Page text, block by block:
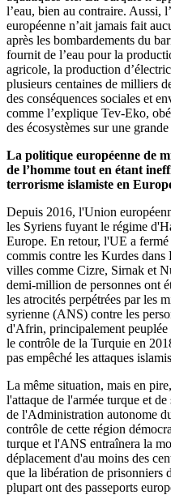
l’eau, bien au contraire. Aussi,
européenne n’ait jamais fait
après les bombardements du
fournit de l’eau pour la
agricole, la production
plusieurs centaines de milliers
des conséquences sociales et
comme l’explique Tev-Eko,
des écosystèmes sur une
La politique européenne de
de l’homme tout en étant
terrorisme islamiste en
Depuis 2016, l'Union
les Syriens fuyant le régime
Europe. En retour, l'UE a
commis contre les Kurdes
villes comme Cizre, Sirnak et
demi-million de personnes ont
les atrocités perpétrées par les
syrienne (ANS) contre les
d'Afrin, principalement peuplée
le contrôle de la Turquie en
pas empêché les attaques
La même situation, mais en
l'attaque de l'armée turque et
de l'Administration autonome
contrôle de cette région
turque et l'ANS entraînera la
déplacement d'au moins des
que la libération de prisonniers
plupart ont des passeports